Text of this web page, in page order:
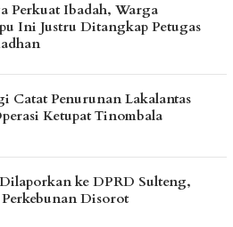
Perkuat Ibadah, Warga
Ini Justru Ditangkap Petugas
Catat Penurunan Lakalantas
Ketupat Tinombala
ke DPRD Sulteng,
Disorot